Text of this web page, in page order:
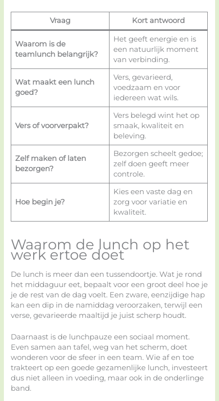
Vraag Kort antwoord
Waarom is de
teamlunch belangrijk?
Het geeft energie en is
een natuurlijk moment
van verbinding.
Wat maakt een lunch
goed?
Vers, gevarieerd,
voedzaam en voor
iedereen wat wils.
Vers of voorverpakt?
Vers belegd wint het op
smaak, kwaliteit en
beleving.
Zelf maken of laten
bezorgen?
Bezorgen scheelt gedoe;
zelf doen geeft meer
controle.
Hoe begin je?
Kies een vaste dag en
zorg voor variatie en
kwaliteit.
Waarom de lunch op het
werk ertoe doet
De lunch is meer dan een tussendoortje. Wat je rond
het middaguur eet, bepaalt voor een groot deel hoe je
je de rest van de dag voelt. Een zware, eenzijdige hap
kan een dip in de namiddag veroorzaken, terwijl een
verse, gevarieerde maaltijd je juist scherp houdt.
Daarnaast is de lunchpauze een sociaal moment.
Even samen aan tafel, weg van het scherm, doet
wonderen voor de sfeer in een team. Wie af en toe
trakteert op een goede gezamenlijke lunch, investeert
dus niet alleen in voeding, maar ook in de onderlinge
band.